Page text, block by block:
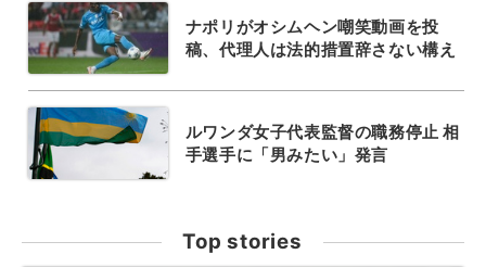
ナポリがオシムヘン嘲笑動画を投
稿、代理人は法的措置辞さない構え
ルワンダ女子代表監督の職務停止 相
手選手に「男みたい」発言
Top stories